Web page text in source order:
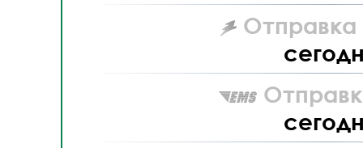
Отправка